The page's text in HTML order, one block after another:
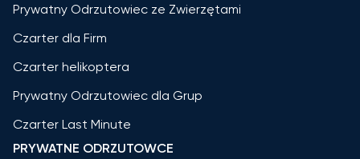
Prywatny Odrzutowiec ze Zwierzętami
Czarter dla Firm
Czarter helikoptera
Prywatny Odrzutowiec dla Grup
Czarter Last Minute
PRYWATNE ODRZUTOWCE